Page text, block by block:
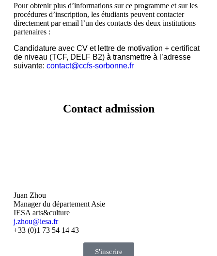
Pour obtenir plus d’informations sur ce programme et sur les
procédures d’inscription, les étudiants peuvent contacter
directement par email l’un des contacts des deux institutions
partenaires :
Candidature avec CV et lettre de motivation + certificat
de niveau (TCF, DELF B2) à transmettre à l’adresse
suivante: contact@ccfs-sorbonne.fr
Contact admission
Juan Zhou
Manager du département Asie
IESA arts&culture
j.zhou@iesa.fr
+33 (0)1 73 54 14 43
S'inscrire